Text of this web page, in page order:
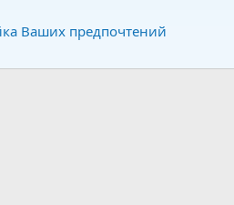
Ваших предпочтений